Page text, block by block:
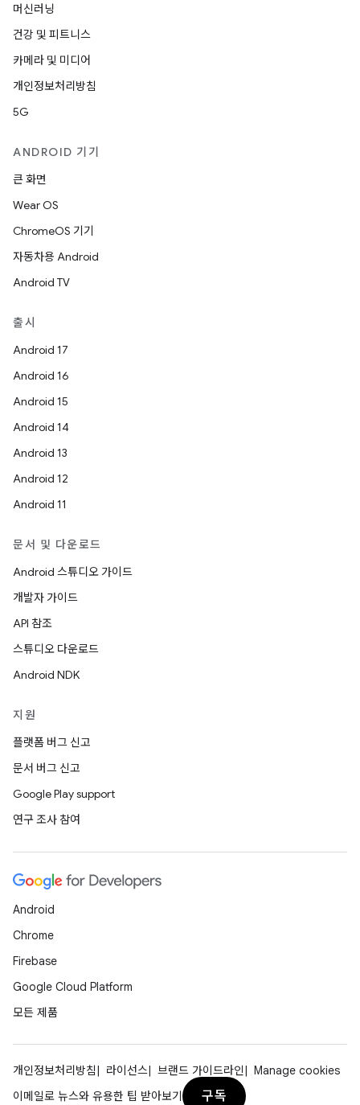
머신러닝
건강 및 피트니스
카메라 및 미디어
개인정보처리방침
5G
ANDROID 기기
큰 화면
Wear OS
ChromeOS 기기
자동차용 Android
Android TV
출시
Android 17
Android 16
Android 15
Android 14
Android 13
Android 12
Android 11
문서 및 다운로드
Android 스튜디오 가이드
개발자 가이드
API 참조
스튜디오 다운로드
Android NDK
지원
플랫폼 버그 신고
문서 버그 신고
Google Play support
연구 조사 참여
Android
Chrome
Firebase
Google Cloud Platform
모든 제품
개인정보처리방침 라이선스 브랜드 가이드라인
Manage cookies
이메일로 뉴스와 유용한 팁 받아보기
구독